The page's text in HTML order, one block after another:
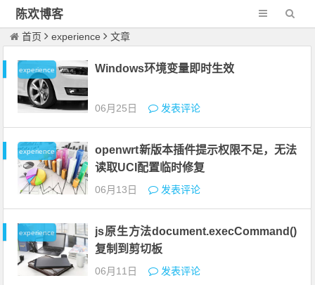
陈欢博客
首页 experience 文章
experience Windows环境变量即时生效
06月25日 发表评论
experience
openwrt新版本插件提示权限不足，无法
读取UCI配置临时修复
06月13日 发表评论
experience
js原生方法document.execCommand()
复制到剪切板
06月11日 发表评论